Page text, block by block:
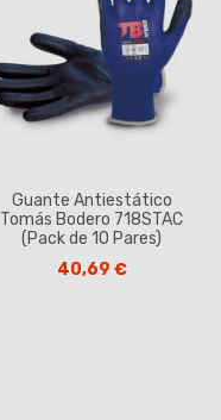
Guante Antiestático
Tomás Bodero 718STAC
(Pack de 10 Pares)
40,69 €